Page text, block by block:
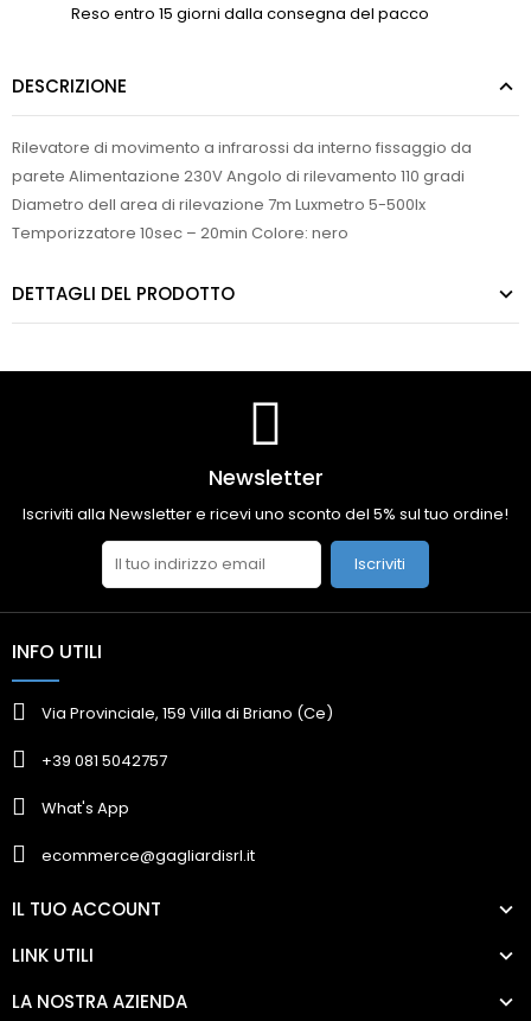
Reso entro 15 giorni dalla consegna del pacco
DESCRIZIONE
Rilevatore di movimento a infrarossi da interno fissaggio da
parete Alimentazione 230V Angolo di rilevamento 110 gradi
Diametro dell area di rilevazione 7m Luxmetro 5-500lx
Temporizzatore 10sec – 20min Colore: nero
DETTAGLI DEL PRODOTTO
Newsletter
Iscriviti alla Newsletter e ricevi uno sconto del 5% sul tuo ordine!
Iscriviti
INFO UTILI
Via Provinciale, 159 Villa di Briano (Ce)
+39 081 5042757
What's App
ecommerce@gagliardisrl.it
IL TUO ACCOUNT
LINK UTILI
LA NOSTRA AZIENDA